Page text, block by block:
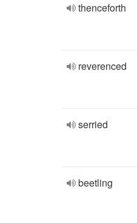
thenceforth
reverenced
serried
beetling